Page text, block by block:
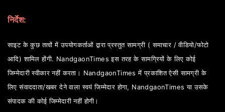
निर्देश:
साइट के कुछ तत्वों में उपयोगकर्ताओं द्वारा प्रस्तुत सामग्री ( समाचार / वीडियो/फोटो
आदि) शामिल होंगी. NandgaonTimes इस तरह के सामग्रियों के लिए कोई
जिम्मेदारी स्वीकार नहीं करता। NandgaonTimes में प्रकाशित ऐसी सामग्री के
लिए संवाददाता/खबर देने वाला स्वयं जिम्मेदार होगा, NandgaonTimes या उसके
संपादक की कोई जिम्मेदारी नहीं होगी।